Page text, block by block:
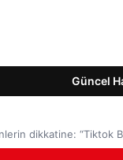
Güncel
dikkatine: “Tiktok